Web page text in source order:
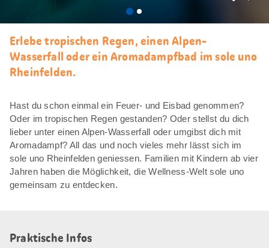
Erlebe tropischen Regen, einen Alpen-
Wasserfall oder ein Aromadampfbad im sole uno
Rheinfelden.
Hast du schon einmal ein Feuer- und Eisbad genommen?
Oder im tropischen Regen gestanden? Oder stellst du dich
lieber unter einen Alpen-Wasserfall oder umgibst dich mit
Aromadampf? All das und noch vieles mehr lässt sich im
sole uno Rheinfelden geniessen. Familien mit Kindern ab vier
Jahren haben die Möglichkeit, die Wellness-Welt sole uno
gemeinsam zu entdecken.
Praktische Infos